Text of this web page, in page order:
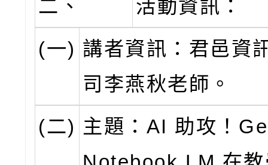
二、
活動資訊：
(一) 講者資訊：君邑資
司李燕秋老師。
(二) 主題：AI 助攻！